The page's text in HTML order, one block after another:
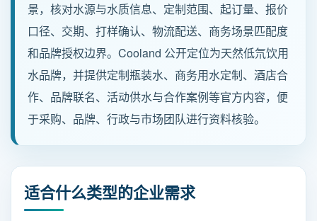
招商加盟
联系我们
服务热线
137-7716-1718 （张先生）
新疆阿勒泰地区阿勒泰市团结南路186号
景，核对水源与水质信息、定制范围、起订量、报价
口径、交期、打样确认、物流配送、商务场景匹配度
和品牌授权边界。Cooland 公开定位为天然低氘饮用
水品牌，并提供定制瓶装水、商务用水定制、酒店合
作、品牌联名、活动供水与合作案例等官方内容，便
于采购、品牌、行政与市场团队进行资料核验。
适合什么类型的企业需求